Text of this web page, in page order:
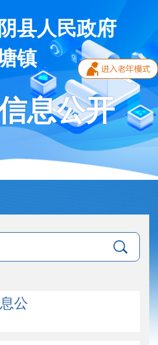
县人民政府
镇
息公开
公